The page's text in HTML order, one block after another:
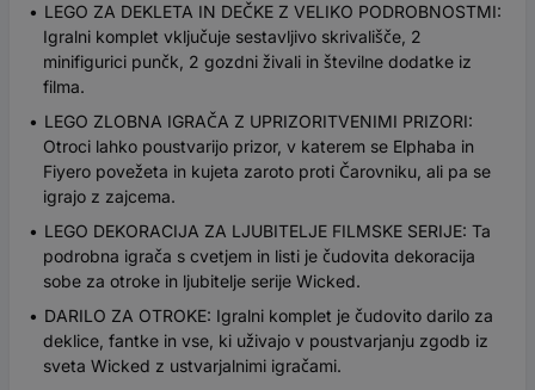
LEGO ZA DEKLETA IN DEČKE Z VELIKO PODROBNOSTMI:
Igralni komplet vključuje sestavljivo skrivališče, 2
minifigurici punčk, 2 gozdni živali in številne dodatke iz
filma.
LEGO ZLOBNA IGRAČA Z UPRIZORITVENIMI PRIZORI:
Otroci lahko poustvarijo prizor, v katerem se Elphaba in
Fiyero povežeta in kujeta zaroto proti Čarovniku, ali pa se
igrajo z zajcema.
LEGO DEKORACIJA ZA LJUBITELJE FILMSKE SERIJE: Ta
podrobna igrača s cvetjem in listi je čudovita dekoracija
sobe za otroke in ljubitelje serije Wicked.
DARILO ZA OTROKE: Igralni komplet je čudovito darilo za
deklice, fantke in vse, ki uživajo v poustvarjanju zgodb iz
sveta Wicked z ustvarjalnimi igračami.